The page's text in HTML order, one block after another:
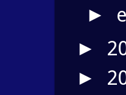
►
►
►